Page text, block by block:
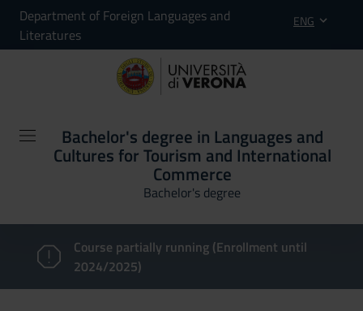
Department of Foreign Languages and
Literatures
ENG
Bachelor's degree in Languages and
Cultures for Tourism and International
Commerce
Bachelor's degree
Course partially running (Enrollment until
2024/2025)